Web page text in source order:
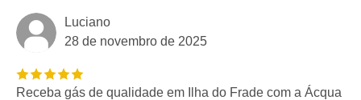
Luciano
28 de novembro de 2025
Receba gás de qualidade em Ilha do Frade com a Ácqua